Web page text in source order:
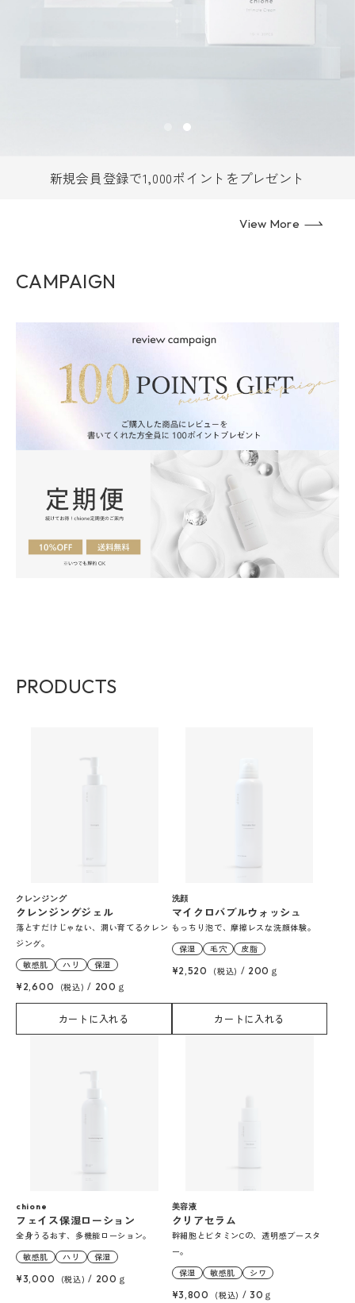
新規会員登録で1,000ポイントをプレゼント
View More
CAMPAIGN
PRODUCTS
クレンジング
クレンジングジェル
落とすだけじゃない、潤い育てるクレン
ジング。
敏感肌
ハリ
保湿
¥2,600
(税込) / 200ｇ
カートに入れる
洗顔
マイクロバブルウォッシュ
もっちり泡で、摩擦レスな洗顔体験。
保湿
毛穴
皮脂
¥2,520
(税込) / 200ｇ
カートに入れる
chione
フェイス保湿ローション
全身うるおす、多機能ローション。
敏感肌
ハリ
保湿
¥3,000
(税込) / 200ｇ
美容液
クリアセラム
幹細胞とビタミンCの、透明感ブースタ
ー。
保湿
敏感肌
シワ
¥3,800
(税込) / 30ｇ